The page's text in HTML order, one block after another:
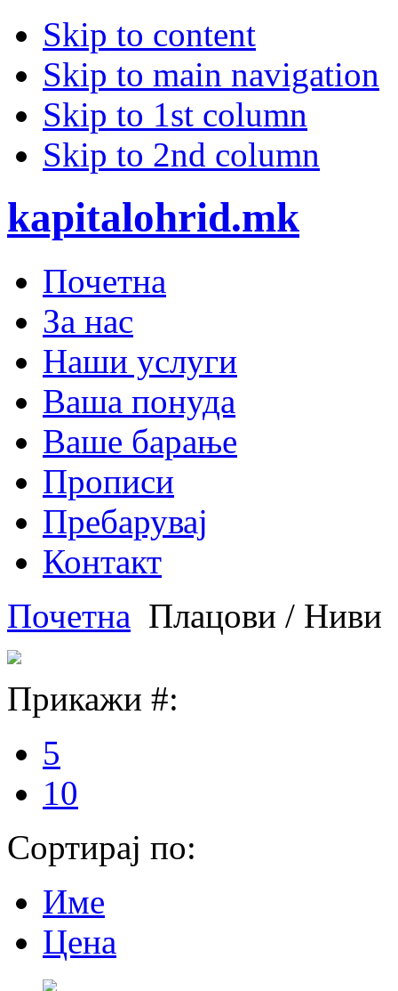
Skip to content
Skip to main navigation
Skip to 1st column
Skip to 2nd column
kapitalohrid.mk
Почетна
За нас
Наши услуги
Ваша понуда
Ваше барање
Прописи
Пребарувај
Контакт
Почетна Плацови / Ниви
Прикажи #:
5
10
Сортирај по:
Име
Цена